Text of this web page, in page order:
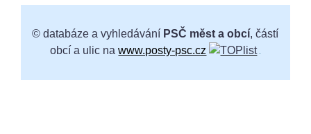
© databáze a vyhledávání PSČ měst a obcí, částí
obcí a ulic nawww.posty-psc.cz